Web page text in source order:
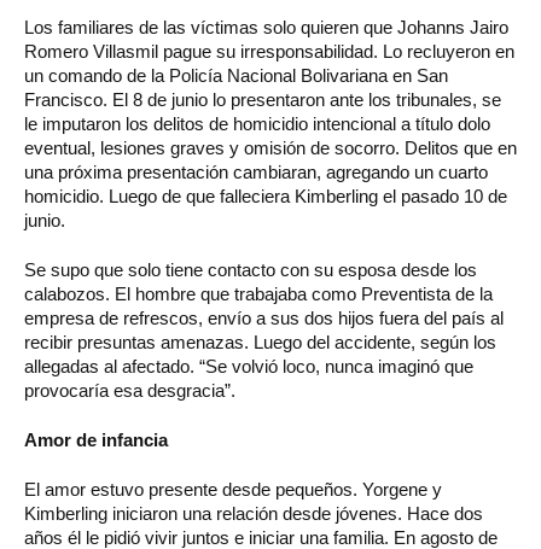
Los familiares de las víctimas solo quieren que Johanns Jairo
Romero Villasmil pague su irresponsabilidad. Lo recluyeron en
un comando de la Policía Nacional Bolivariana en San
Francisco. El 8 de junio lo presentaron ante los tribunales, se
le imputaron los delitos de homicidio intencional a título dolo
eventual, lesiones graves y omisión de socorro. Delitos que en
una próxima presentación cambiaran, agregando un cuarto
homicidio. Luego de que falleciera Kimberling el pasado 10 de
junio.
Se supo que solo tiene contacto con su esposa desde los
calabozos. El hombre que trabajaba como Preventista de la
empresa de refrescos, envío a sus dos hijos fuera del país al
recibir presuntas amenazas. Luego del accidente, según los
allegadas al afectado. “Se volvió loco, nunca imaginó que
provocaría esa desgracia”.
Amor de infancia
El amor estuvo presente desde pequeños. Yorgene y
Kimberling iniciaron una relación desde jóvenes. Hace dos
años él le pidió vivir juntos e iniciar una familia. En agosto de